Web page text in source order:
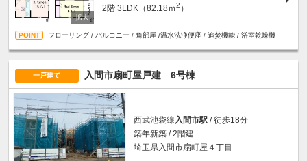
2階 3LDK（82.18ｍ2 ）
フローリング / バルコニー / 角部屋 /温水洗浄便座 / 追焚機能 / 浴室乾燥機
一戸建て 入間市扇町屋戸建 6号棟
西武池袋線 入間市駅 / 徒歩18分
築年新築 / 2階建
埼玉県入間市扇町屋４丁目